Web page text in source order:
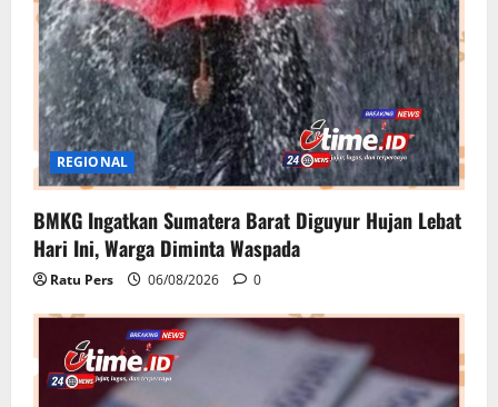
REGIONAL
BMKG Ingatkan Sumatera Barat Diguyur Hujan Lebat
Hari Ini, Warga Diminta Waspada
Ratu Pers 06/08/2026 0